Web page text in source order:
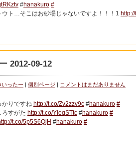
#hanakuro #
ウト…そこはお砂場じゃないですよ！！！1
2012-09-12
いったー | 個別ページ | コメントはまだありません
かりですね http://t.co/Zv2zzv9c #hanakuro #
ろすがた http://t.co/YleqSTtc #hanakuro #
t.co/5p5S6QjH #hanakuro #